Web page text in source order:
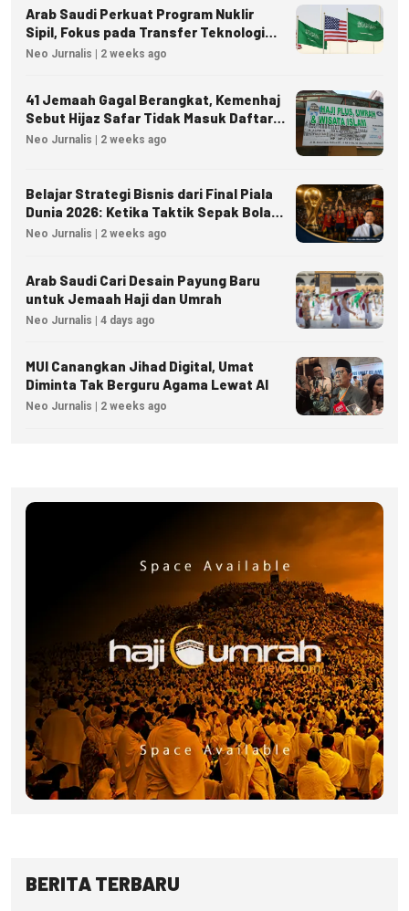
Arab Saudi Perkuat Program Nuklir
Sipil, Fokus pada Transfer Teknologi
dan Kedaulatan Energi
Neo Jurnalis | 2 weeks ago
41 Jemaah Gagal Berangkat, Kemenhaj
Sebut Hijaz Safar Tidak Masuk Daftar
Resmi PPIU
Neo Jurnalis | 2 weeks ago
Belajar Strategi Bisnis dari Final Piala
Dunia 2026: Ketika Taktik Sepak Bola
Menjadi Inspirasi Kesuksesan Bisnis
Neo Jurnalis | 2 weeks ago
Arab Saudi Cari Desain Payung Baru
untuk Jemaah Haji dan Umrah
Neo Jurnalis | 4 days ago
MUI Canangkan Jihad Digital, Umat
Diminta Tak Berguru Agama Lewat AI
Neo Jurnalis | 2 weeks ago
BERITA TERBARU